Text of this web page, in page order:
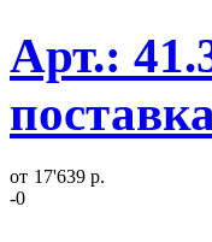
Арт.:
от 17'639 р.
-0